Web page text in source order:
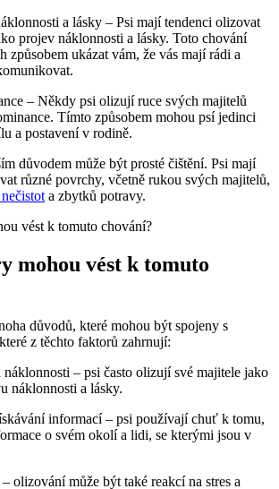
a lásky – Psi mají tendenci olizovat
projev náklonnosti ⁤a ⁢lásky.‍ Toto⁤ chování
způsobem ukázat vám, že vás mají rádi a
– Někdy‌ psi olizují ruce svých majitelů
Tímto‌ způsobem mohou psí jedinci
‌a postavení v⁤ rodině.
důvodem‍ může být prosté čištění. Psi mají
různé ​povrchy, ​včetně⁢ rukou ⁣svých majitelů,
⁢a zbytků potravy.
mohou vést k tomuto
důvodů, které ⁤mohou​ být spojeny s
⁢z těchto faktorů zahrnují:
náklonnosti – psi často olizují své majitele jako
náklonnosti a lásky.
informací⁤ – psi používají chuť⁢ k tomu,
o svém ​okolí a lidi, se kterými jsou⁤ v
– olizování může být⁢ také reakcí na stres a